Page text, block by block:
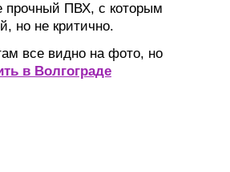
прочный ПВХ, с которым
но не критично.
все видно на фото, но
в Волгограде